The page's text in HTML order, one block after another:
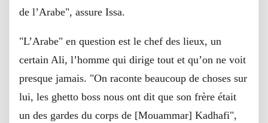
de l’Arabe", assure Issa.
"L’Arabe" en question est le chef des lieux, un
certain Ali, l’homme qui dirige tout et qu’on ne voit
presque jamais. "On raconte beaucoup de choses sur
lui, les ghetto boss nous ont dit que son frère était
un des gardes du corps de [Mouammar] Kadhafi",